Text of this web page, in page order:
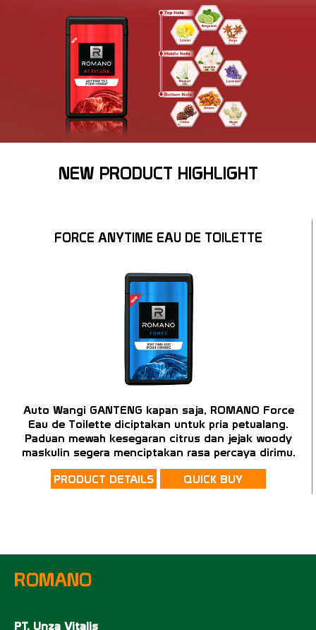
NEW PRODUCT HIGHLIGHT
FORCE ANYTIME EAU DE TOILETTE
Auto Wangi GANTENG kapan saja, ROMANO Force
Eau de Toilette diciptakan untuk pria petualang.
Paduan mewah kesegaran citrus dan jejak woody
maskulin segera menciptakan rasa percaya dirimu.
PRODUCT DETAILS
QUICK BUY
ROMANO
PT. Unza Vitalis